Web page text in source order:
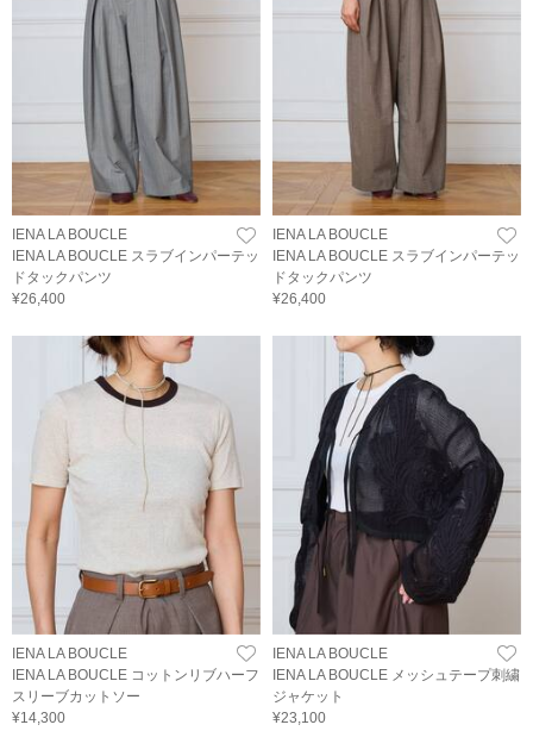
IENA LA BOUCLE
IENA LA BOUCLE スラブインパーテッ
ドタックパンツ
¥26,400
IENA LA BOUCLE
IENA LA BOUCLE スラブインパーテッ
ドタックパンツ
¥26,400
IENA LA BOUCLE
IENA LA BOUCLE コットンリブハーフ
スリーブカットソー
¥14,300
IENA LA BOUCLE
IENA LA BOUCLE メッシュテープ刺繍
ジャケット
¥23,100